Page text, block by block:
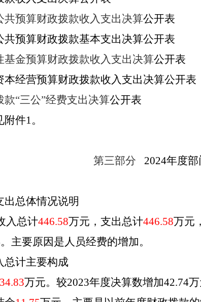
共预算财政拨款收入支出决算公开表
共预算财政拨款基本支出决算公开表
基金预算财政拨款收入支出决算公开表
本经营预算财政拨款收入支出决算公开表
款“三公”经费支出决算公开表
附件1。
第三部分 2024年度部
出总体情况说明
入总计446.58万元，支出总计446.58万元
主要原因是人员经费的增加。
总计主要构成
万元。较2023年度决算数增加42.74